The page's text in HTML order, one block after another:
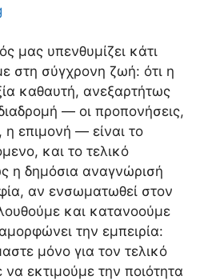
μας υπενθυμίζει κάτι
στη σύγχρονη ζωή: ότι η
καθαυτή, ανεξαρτήτως
— οι προπονήσεις,
η επιμονή — είναι το
και το τελικό
η δημόσια αναγνώρισή
αν ενσωματωθεί στον
και κατανοούμε
την εμπειρία:
μόνο για τον τελικό
εκτιμούμε την ποιότητα